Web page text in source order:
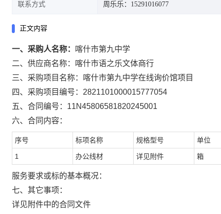
联系方式 周乐乐：15291016077
正文内容
一、采购人名称：
喀什市第九中学
二、供应商名称：
喀什市语之乐文体商行
三、采购项目名称：
喀什市第九中学在线询价馆项目
四、采购项目编号： 2821101000015777054
五、合同编号： 11N45806581820245001
六、合同内容：
序号 标项名称 规格型号 单位
1 办公线材 详见附件 箱
服务要求或标的基本概况：
七、其它事项：
详见附件中的合同文件